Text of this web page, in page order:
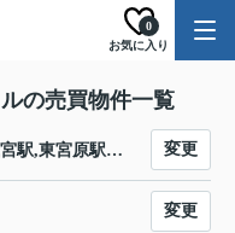
お気に入り
0
の売買物件一覧
大宮駅,鉄道博物館（大成）駅,加茂宮駅,東宮原駅,今羽駅,吉野原駅,原市駅,沼南駅,丸山駅,志久駅,伊奈中央駅,羽貫駅,内宿駅 変更
変更